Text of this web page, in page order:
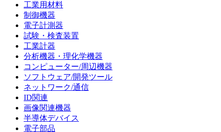
工業用材料
制御機器
電子計測器
試験・検査装置
工業計器
分析機器・理化学機器
コンピューター/周辺機器
ソフトウェア/開発ツール
ネットワーク/通信
ID関連
画像関連機器
半導体デバイス
電子部品